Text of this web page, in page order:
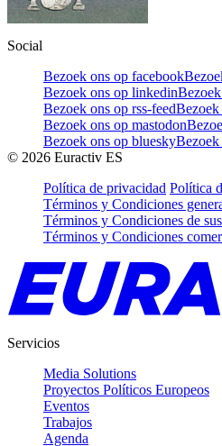
Social
Bezoek ons op facebook
Bezoek ons op linkedin
Bezoek ons op rss-feedBezoek
Bezoek ons op mastodon
Bezoek ons op blueskyBezoek
© 2026 Euractiv ES
Política de privacidad Política
Términos y Condiciones
Términos y Condiciones de
Términos y Condiciones
Servicios
Media Solutions
Proyectos Políticos Europeos
Eventos
Trabajos
Agenda